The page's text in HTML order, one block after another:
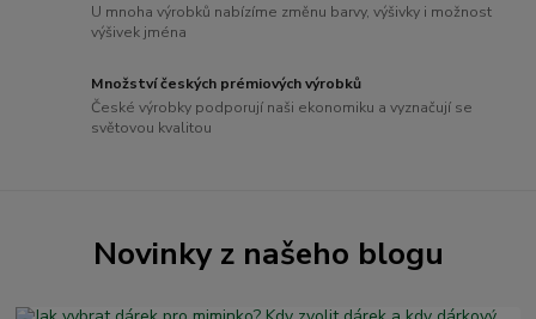
U mnoha výrobků nabízíme změnu barvy, výšivky i možnost
výšivek jména
Množství českých prémiových výrobků
České výrobky podporují naši ekonomiku a vyznačují se
světovou kvalitou
Novinky z našeho blogu